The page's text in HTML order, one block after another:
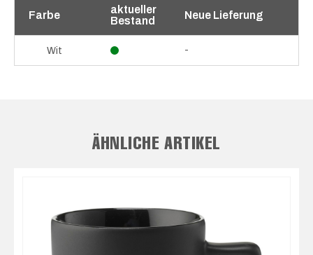
Farbe
aktueller
Bestand
Neue Lieferung
Wit -
ÄHNLICHE ARTIKEL